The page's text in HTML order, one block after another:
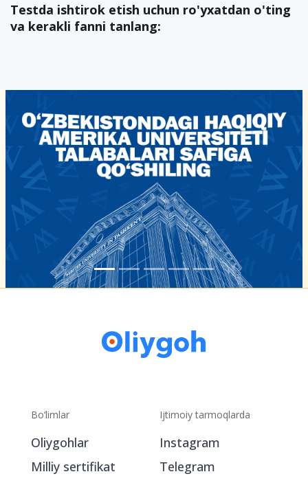
Testda ishtirok etish uchun ro'yxatdan o'ting
va kerakli fanni tanlang:
Bo‘limlar
Oliygohlar
Milliy sertifikat
Ijtimoiy tarmoqlarda
Instagram
Telegram